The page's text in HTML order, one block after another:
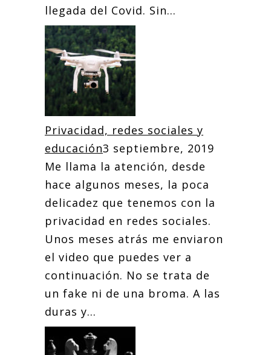
llegada del Covid. Sin...
Privacidad, redes sociales y
educación3 septiembre, 2019
Me llama la atención, desde
hace algunos meses, la poca
delicadez que tenemos con la
privacidad en redes sociales.
Unos meses atrás me enviaron
el video que puedes ver a
continuación. No se trata de
un fake ni de una broma. A las
duras y...